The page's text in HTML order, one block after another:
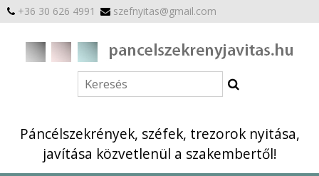
+36 30 626 4991 szefnyitas@gmail.com
Páncélszekrények, széfek, trezorok nyitása,
javítása közvetlenül a szakembertől!